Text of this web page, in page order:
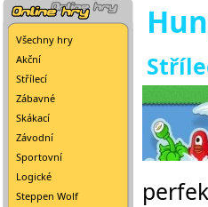
Všechny hry
Akční
Střílecí
Zábavné
Skákací
Závodní
Sportovní
Logické
Steppen Wolf